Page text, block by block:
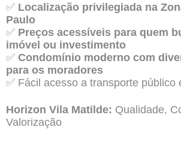
✅ Localização privilegiada na
Paulo
✅ Preços acessíveis para quem
imóvel ou investimento
✅ Condomínio moderno com
para os moradores
✅ Fácil acesso a transporte público
Horizon Vila Matilde: Qualidade,
Valorização